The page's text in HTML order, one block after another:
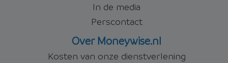
In de media
Perscontact
Over Moneywise.nl
Kosten van onze dienstverlening